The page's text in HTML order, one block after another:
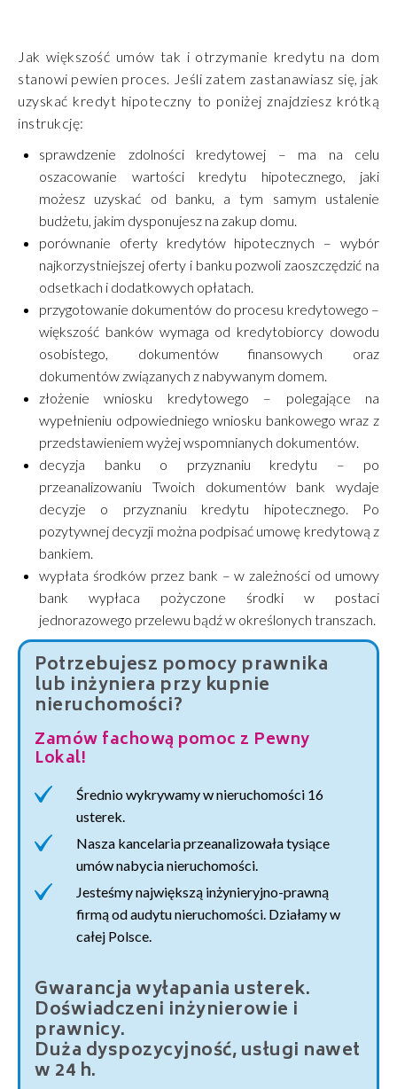
Jak większość umów tak i otrzymanie kredytu na dom
stanowi pewien proces. Jeśli zatem zastanawiasz się, jak
uzyskać kredyt hipoteczny to poniżej znajdziesz krótką
instrukcję:
sprawdzenie zdolności kredytowej – ma na celu
oszacowanie wartości kredytu hipotecznego, jaki
możesz uzyskać od banku, a tym samym ustalenie
budżetu, jakim dysponujesz na zakup domu.
porównanie oferty kredytów hipotecznych – wybór
najkorzystniejszej oferty i banku pozwoli zaoszczędzić na
odsetkach i dodatkowych opłatach.
przygotowanie dokumentów do procesu kredytowego –
większość banków wymaga od kredytobiorcy dowodu
osobistego, dokumentów finansowych oraz
dokumentów związanych z nabywanym domem.
złożenie wniosku kredytowego – polegające na
wypełnieniu odpowiedniego wniosku bankowego wraz z
przedstawieniem wyżej wspomnianych dokumentów.
decyzja banku o przyznaniu kredytu – po
przeanalizowaniu Twoich dokumentów bank wydaje
decyzje o przyznaniu kredytu hipotecznego. Po
pozytywnej decyzji można podpisać umowę kredytową z
bankiem.
wypłata środków przez bank – w zależności od umowy
bank wypłaca pożyczone środki w postaci
jednorazowego przelewu bądź w określonych transzach.
Potrzebujesz pomocy prawnika
lub inżyniera przy kupnie
nieruchomości?
Zamów fachową pomoc z Pewny
Lokal!
Średnio wykrywamy w nieruchomości 16
usterek.
Nasza kancelaria przeanalizowała tysiące
umów nabycia nieruchomości.
Jesteśmy największą inżynieryjno-prawną
firmą od audytu nieruchomości. Działamy w
całej Polsce.
Gwarancja wyłapania usterek.
Doświadczeni inżynierowie i
prawnicy.
Duża dyspozycyjność, usługi nawet
w 24 h.